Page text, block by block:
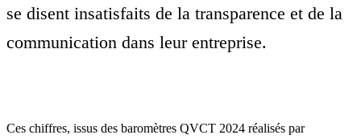
se disent insatisfaits de la transparence et de la
communication dans leur entreprise.
Ces chiffres, issus des baromètres QVCT 2024 réalisés par